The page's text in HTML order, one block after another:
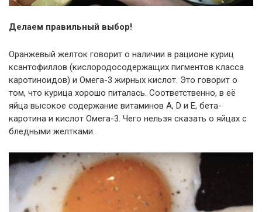
Делаем правильный выбор!
Оранжевый желток говорит о наличии в рационе куриц
ксантофиллов (кислородосодержащих пигментов класса
каротиноидов) и Омега-3 жирных кислот. Это говорит о
том, что курица хорошо питалась. Соответственно, в её
яйца высокое содержание витаминов A, D и E, бета-
каротина и кислот Омега-3. Чего нельзя сказать о яйцах с
бледными желтками.